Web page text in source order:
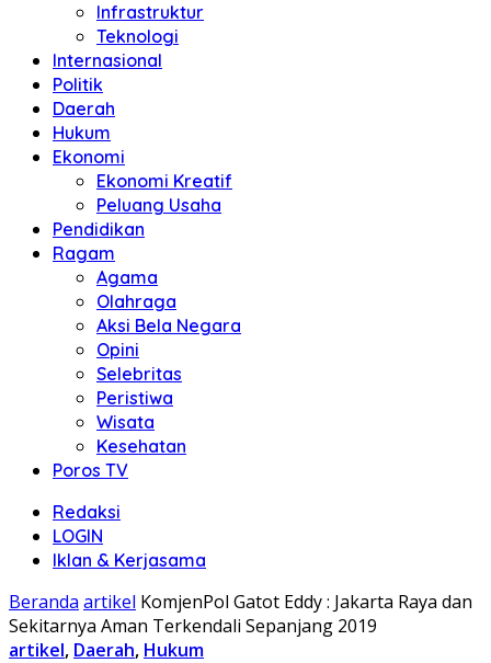
Infrastruktur
Teknologi
Internasional
Politik
Daerah
Hukum
Ekonomi
Ekonomi Kreatif
Peluang Usaha
Pendidikan
Ragam
Agama
Olahraga
Aksi Bela Negara
Opini
Selebritas
Peristiwa
Wisata
Kesehatan
Poros TV
Redaksi
LOGIN
Iklan & Kerjasama
Beranda artikel KomjenPol Gatot Eddy : Jakarta Raya dan
Sekitarnya Aman Terkendali Sepanjang 2019
artikel, Daerah, Hukum